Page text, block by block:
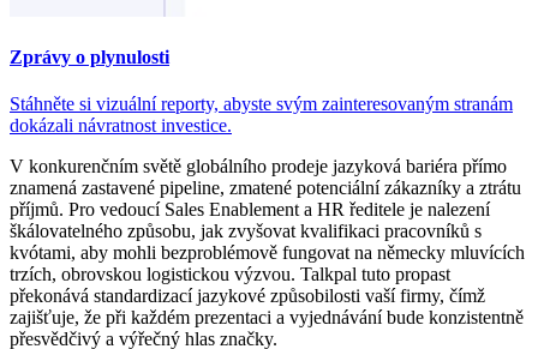
Zprávy o plynulosti
Stáhněte si vizuální reporty, abyste svým zainteresovaným stranám
dokázali návratnost investice.
V konkurenčním světě globálního prodeje jazyková bariéra přímo
znamená zastavené pipeline, zmatené potenciální zákazníky a ztrátu
příjmů. Pro vedoucí Sales Enablement a HR ředitele je nalezení
škálovatelného způsobu, jak zvyšovat kvalifikaci pracovníků s
kvótami, aby mohli bezproblémově fungovat na německy mluvících
trzích, obrovskou logistickou výzvou. Talkpal tuto propast
překonává standardizací jazykové způsobilosti vaší firmy, čímž
zajišťuje, že při každém prezentaci a vyjednávání bude konzistentně
přesvědčivý a výřečný hlas značky.